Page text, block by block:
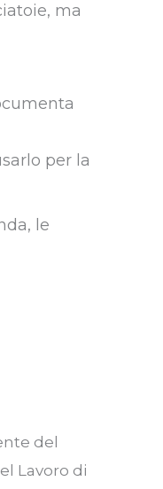
ma
per la
le
del
Lavoro di